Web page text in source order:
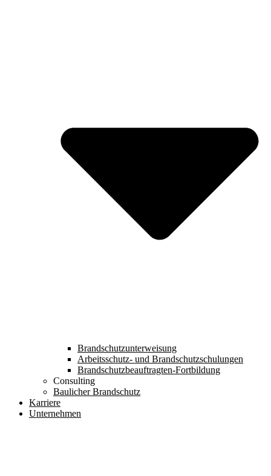
Brandschutzunterweisung
Arbeitsschutz- und Brandschutzschulungen
Brandschutzbeauftragten-Fortbildung
Consulting
Baulicher Brandschutz
Karriere
Unternehmen